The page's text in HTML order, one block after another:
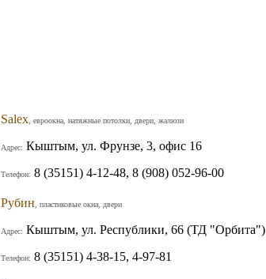
Salex , евроокна, натяжные потолки, двери, жалюзи
Адрес: Кыштым, ул. Фрунзе, 3, офис 16
Телефон: 8 (35151) 4-12-48, 8 (908) 052-96-00
Рубин , пластиковые окна, двери
Адрес: Кыштым, ул. Республики, 66 (ТД "Орбита")
Телефон: 8 (35151) 4-38-15, 4-97-81